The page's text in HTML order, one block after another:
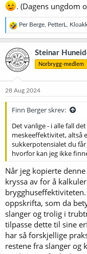
. (Dagens ungdom
R
e
a
k
s
j
o
e
Per Berge PetterL
Steinar
Norbrygg-medlem
28 Aug 2024
Finn Berger skrev:
Det vanlige - i alle fall
meskeeffektivitet, altså
sukkerpotensialet du
hvorfor kan jeg ikke
Når jeg kopierte
kryssa av for å
oppskrifta, som da
slanger og trolig i
tilpasse dette til sine
har så forskjellige
restene fra slanger og